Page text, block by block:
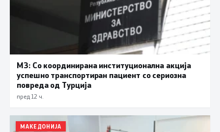
МЗ: Со координирана институционална акција
успешно транспортиран пациент со сериозна
повреда од Турција
пред 12 ч.
МАКЕДОНИЈА